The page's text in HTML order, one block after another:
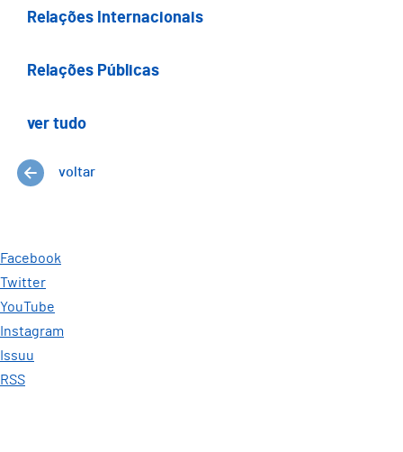
Relações Internacionais
Relações Públicas
ver tudo
voltar
Facebook
Twitter
YouTube
Instagram
Issuu
RSS